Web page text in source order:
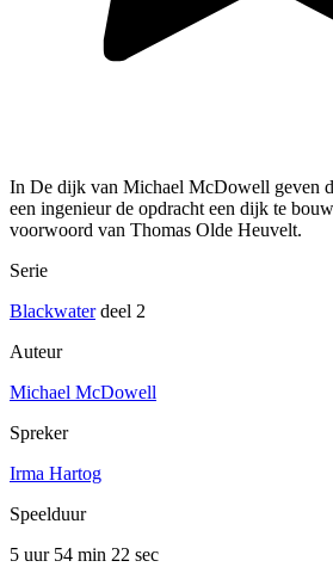
In De dijk van Michael McDowell geven
een ingenieur de opdracht een dijk te
voorwoord van Thomas Olde Heuvelt.
Serie
Blackwaterdeel 2
Auteur
Michael McDowell
Spreker
Irma Hartog
Speelduur
5 uur 54 min 22 sec